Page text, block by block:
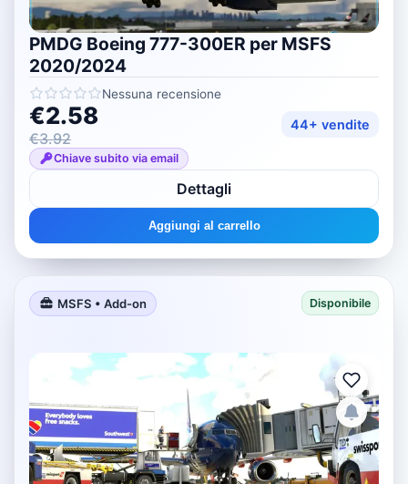
PMDG Boeing 777-300ER per MSFS
2020/2024
Nessuna recensione
€2.58
€3.92
44+ vendite
Chiave subito via email
Dettagli
Aggiungi al carrello
MSFS • Add-on Disponibile